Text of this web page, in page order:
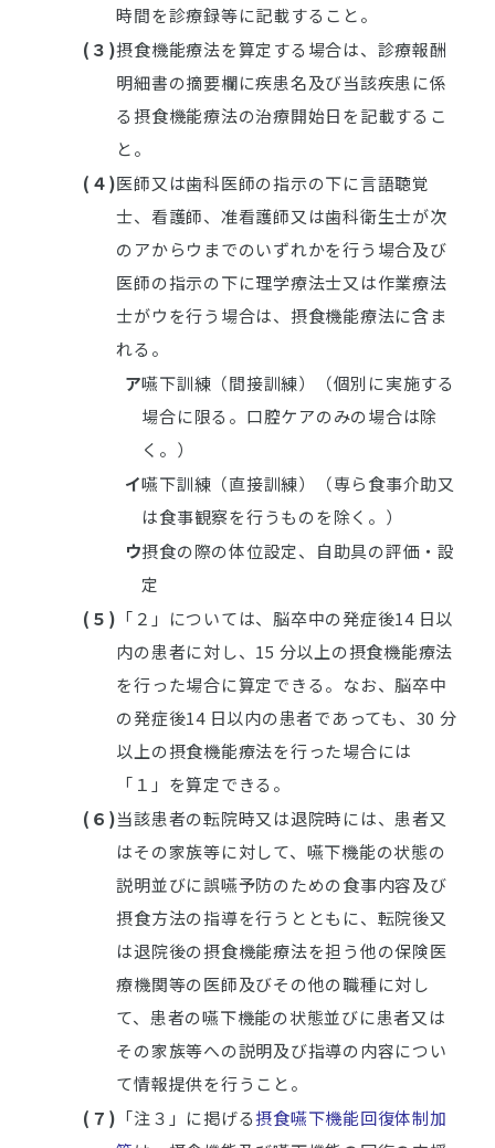
時間を診療録等に記載すること。
(３)摂食機能療法を算定する場合は、診療報酬
明細書の摘要欄に疾患名及び当該疾患に係
る摂食機能療法の治療開始日を記載するこ
と。
(４)医師又は歯科医師の指示の下に言語聴覚
士、看護師、准看護師又は歯科衛生士が次
のアからウまでのいずれかを行う場合及び
医師の指示の下に理学療法士又は作業療法
士がウを行う場合は、摂食機能療法に含ま
れる。
ア嚥下訓練（間接訓練）（個別に実施する
場合に限る。口腔ケアのみの場合は除
く。）
イ嚥下訓練（直接訓練）（専ら食事介助又
は食事観察を行うものを除く。）
ウ摂食の際の体位設定、自助具の評価・設
定
(５) 「２」については、脳卒中の発症後14 日以
内の患者に対し、15 分以上の摂食機能療法
を行った場合に算定できる。なお、脳卒中
の発症後14 日以内の患者であっても、30 分
以上の摂食機能療法を行った場合には
「１」を算定できる。
(６)当該患者の転院時又は退院時には、患者又
はその家族等に対して、嚥下機能の状態の
説明並びに誤嚥予防のための食事内容及び
摂食方法の指導を行うとともに、転院後又
は退院後の摂食機能療法を担う他の保険医
療機関等の医師及びその他の職種に対し
て、患者の嚥下機能の状態並びに患者又は
その家族等への説明及び指導の内容につい
て情報提供を行うこと。
(７) 「注３」に掲げる摂食嚥下機能回復体制加